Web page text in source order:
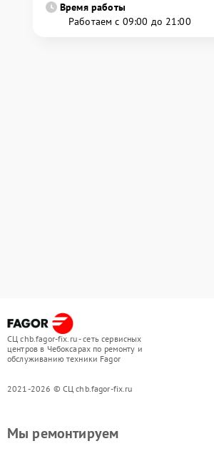
Время работы
Работаем с 09:00 до 21:00
СЦ chb.fagor-fix.ru - сеть сервисных
центров в Чебоксарах по ремонту и
обслуживанию техники Fagor
2021-2026 © СЦ chb.fagor-fix.ru
Мы ремонтируем